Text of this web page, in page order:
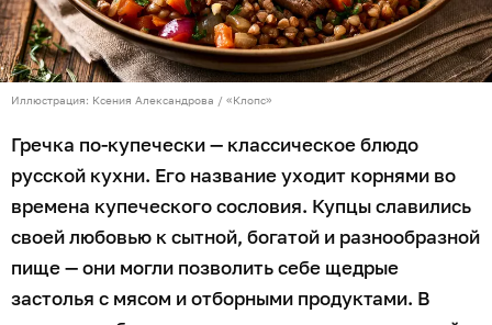
Иллюстрация: Ксения Александрова / «Клопс»
Гречка по-купечески — классическое блюдо
русской кухни. Его название уходит корнями во
времена купеческого сословия. Купцы славились
своей любовью к сытной, богатой и разнообразной
пище — они могли позволить себе щедрые
застолья с мясом и отборными продуктами. В